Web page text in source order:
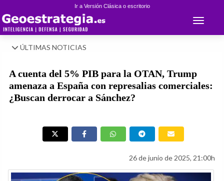
Ir a Versión Clásica o escritorio
Toggle
ÚLTIMAS NOTICIAS
A cuenta del 5% PIB para la OTAN, Trump
amenaza a España con represalias comerciales:
¿Buscan derrocar a Sánchez?
26 de junio de 2025, 21:00h